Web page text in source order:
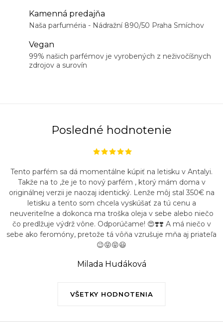
Kamenná predajňa
Naša parfuméria - Nádražní 890/50 Praha Smíchov
Vegan
99% našich parfémov je vyrobených z neživočíšnych
zdrojov a surovín
Posledné hodnotenie
VŠETKY HODNOTENIA
Tento parfém sa dá momentálne kúpiť na letisku v Antalyi.
Takže na to ,že je to nový parfém , ktorý mám doma v
originálnej verzii je naozaj identický. Lenže môj stal 350€ na
letisku a tento som chcela vyskúšať za tú cenu a
neuveriteľne a dokonca ma troška oleja v sebe alebo niečo
čo predlžuje výdrž vône. Odporúčame! 😍❣️❣️ A má niečo v
sebe ako feromóny, pretože tá vôňa vzrušuje mňa aj priateľa
😉😝😝😃
Milada Hudáková